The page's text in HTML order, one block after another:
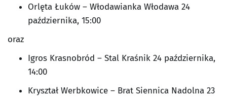
Orlęta Łuków – Włodawianka Włodawa 24
października, 15:00
oraz
Igros Krasnobród – Stal Kraśnik 24 października,
14:00
Kryształ Werbkowice – Brat Siennica Nadolna 23